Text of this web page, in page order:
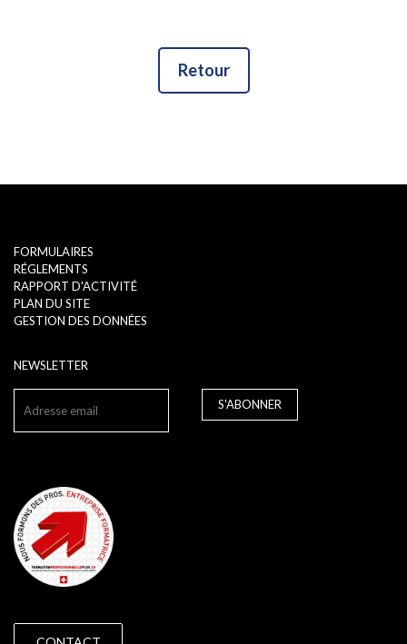
Retour
FORMULAIRES
RÉGLEMENTS
RAPPORT D'ACTIVITÉ
PLAN DU SITE
GESTION DES DONNÉES
NEWSLETTER
S'ABONNER